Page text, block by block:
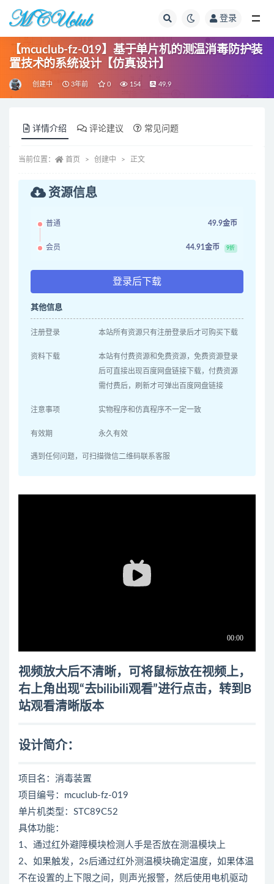
登录
【mcuclub-fz-019】基于单片机的测温消毒防护装
置技术的系统设计【仿真设计】
创建中 3年前 0 154 49.9
详情介绍 评论建议 常见问题
当前位置： 首页 创建中 正文
资源信息
普通 49.9金币
会员 44.91金币 9折
登录后下载
其他信息
注册登录 本站所有资源只有注册登录后才可购买下载
资料下载
本站有付费资源和免费资源，免费资源登录
后可直接出现百度网盘链接下载，付费资源
需付费后，刷新才可弹出百度网盘链接
注意事项 实物程序和仿真程序不一定一致
有效期 永久有效
遇到任何问题，可扫描微信二维码联系客服
视频放大后不清晰，可将鼠标放在视频上，
右上角出现“去bilibili观看”进行点击，转到B
站观看清晰版本
设计简介：
项目名：消毒装置
项目编号：mcuclub-fz-019
单片机类型：STC89C52
具体功能：
1、通过红外避障模块检测人手是否放在测温模块上
2、如果触发，2s后通过红外测温模块确定温度，如果体温
不在设置的上下限之间，则声光报警，然后使用电机驱动